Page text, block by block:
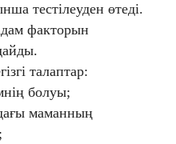
тестілеуден өтеді.
факторын
талаптар:
болуы;
маманның